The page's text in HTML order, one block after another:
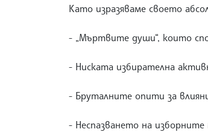
Като изразяваме своето
- „Мъртвите души“, които
- Ниската избирателна
- Бруталните опити за
- Неспазването на